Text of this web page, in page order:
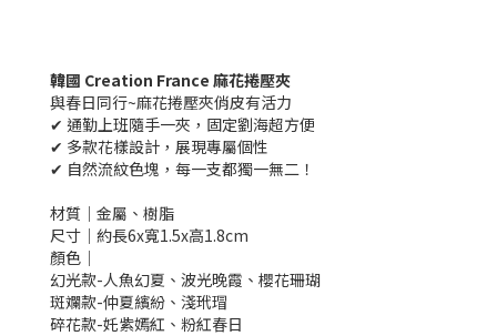
韓國 Creation France 麻花捲壓夾
與春日同行~麻花捲壓夾俏皮有活力
✔ 通勤上班隨手一夾，固定劉海超方便
✔ 多款花樣設計，展現專屬個性
✔ 自然流紋色塊，每一支都獨一無二！
材質│金屬、樹脂
尺寸│約長6x寬1.5x高1.8cm
顏色│
幻光款-人魚幻夏、波光晚霞、櫻花珊瑚
斑斕款-仲夏繽紛、淺玳瑁
碎花款-奼紫嫣紅、粉紅春日